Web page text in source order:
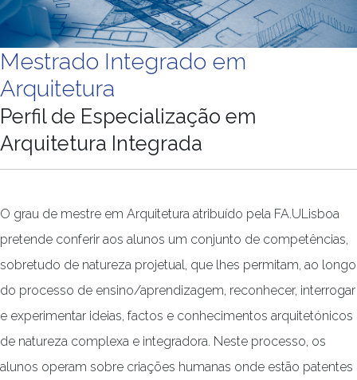
Mestrado Integrado em
Arquitetura
Perfil de Especialização em
Arquitetura Integrada
O grau de mestre em Arquitetura atribuído pela FA.ULisboa
pretende conferir aos alunos um conjunto de competências,
sobretudo de natureza projetual, que lhes permitam, ao longo
do processo de ensino/aprendizagem, reconhecer, interrogar
e experimentar ideias, factos e conhecimentos arquitetónicos
de natureza complexa e integradora. Neste processo, os
alunos operam sobre criações humanas onde estão patentes